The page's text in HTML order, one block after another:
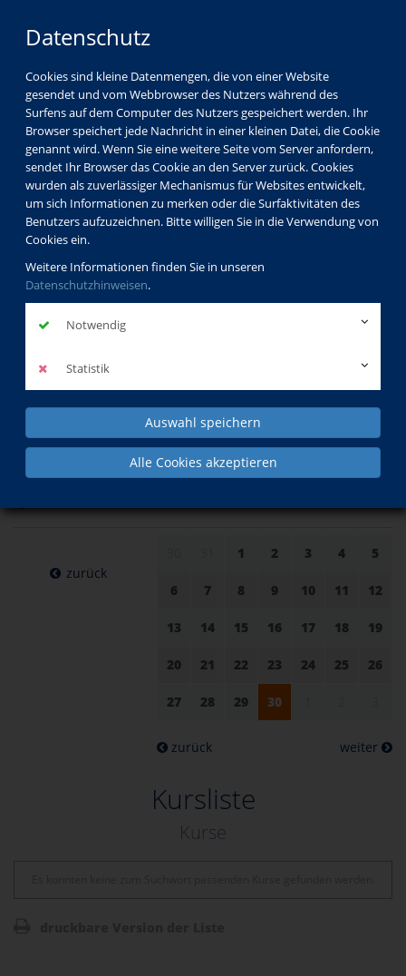
Datenschutz
Cookies sind kleine Datenmengen, die von einer Website
gesendet und vom Webbrowser des Nutzers während des
Surfens auf dem Computer des Nutzers gespeichert werden. Ihr
Browser speichert jede Nachricht in einer kleinen Datei, die Cookie
genannt wird. Wenn Sie eine weitere Seite vom Server anfordern,
sendet Ihr Browser das Cookie an den Server zurück. Cookies
wurden als zuverlässiger Mechanismus für Websites entwickelt,
um sich Informationen zu merken oder die Surfaktivitäten des
Benutzers aufzuzeichnen. Bitte willigen Sie in die Verwendung von
Cookies ein.
Weitere Informationen finden Sie in unseren
Datenschutzhinweisen.
Notwendig
Statistik
Auswahl speichern
Alle Cookies akzeptieren
im Juni
1 2 3 4 5
6 7 8 9 10 11 12
13 14 15 16 17 18 19
20 21 22 23 24 25 26
27 28 29 30
zurück weiter
zurück
Kursliste
Kurse